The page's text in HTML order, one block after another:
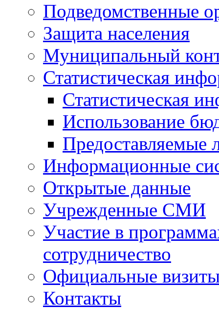
Подведомственные
Защита населения
Муниципальный
Статистическая
Статистическая
Использование
Предоставляемые
Информационные
Открытые данные
Учрежденные СМИ
Участие в
сотрудничество
Официальные
Контакты